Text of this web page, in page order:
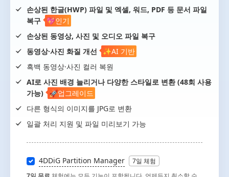
손상된 한글(HWP) 파일 및 엑셀, 워드, PDF 등 문서 파일
복구
💖인기
손상된 동영상, 사진 및 오디오 파일 복구
동영상·사진 화질 개선
✨AI 기반
흑백 동영상·사진 컬러 복원
AI로 사진 배경 늘리거나 다양한 스타일로 변환 (48회 사용
가능)
🚀업그레이드
다른 형식의 이미지를 JPG로 변환
일괄 처리 지원 및 파일 미리보기 가능
4DDiG Partition Manager
7일 체험